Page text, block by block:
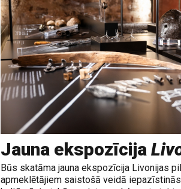
Jauna ekspozīcija
Būs skatāma jauna ekspozīcija Livonijas
apmeklētājiem saistošā veidā